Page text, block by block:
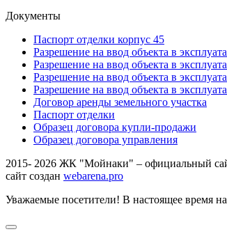
Документы
Паспорт отделки корпус 45
Разрешение на ввод объекта в
Разрешение на ввод объекта в
Разрешение на ввод объекта в
Разрешение на ввод объекта в
Договор аренды земельного участка
Паспорт отделки
Образец договора купли-продажи
Образец договора управления
2015- 2026 ЖК "Мойнаки" – официальный
сайт создан webarena.pro
Уважаемые посетители! В настоящее время